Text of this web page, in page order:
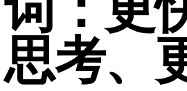
思考、